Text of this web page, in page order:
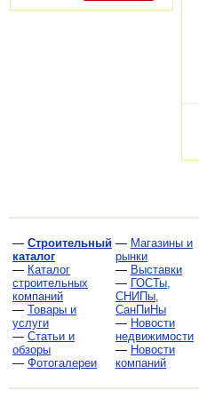
— Строительный
каталог
— Каталог
строительных
компаний
— Товары и
услуги
— Статьи и
обзоры
— Фотогалереи
— Магазины и
рынки
— Выставки
— ГОСТы,
СНИПы,
СанПиНы
— Новости
недвижимости
— Новости
компаний